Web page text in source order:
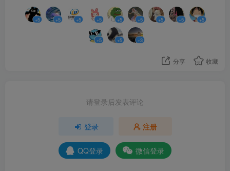
+5 +5 +5 +5 +5 +5 +5 +5 +5
+5 +5 +3
分享 收藏
请登录后发表评论
登录 注册
QQ登录 微信登录